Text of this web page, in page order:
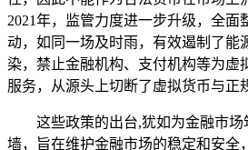
2021年，监管力度进一步升级，全面
动，如同一场及时雨，有效遏制了能
染，禁止金融机构、支付机构等为虚
服务，从源头上切断了虚拟货币与正
这些政策的出台,犹如为金融市
墙，旨在维护金融市场的稳定和安全